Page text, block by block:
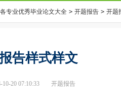
专业优秀毕业论文大全 > 开题报告 > 开题
告样式样文
10-20 07:10:33 开题报告